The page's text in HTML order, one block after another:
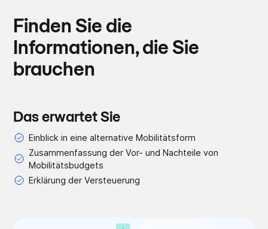
Finden Sie die
Informationen, die Sie
brauchen
Das erwartet Sie
Einblick in eine alternative Mobilitätsform
Zusammenfassung der Vor- und Nachteile von
Mobilitätsbudgets
Erklärung der Versteuerung